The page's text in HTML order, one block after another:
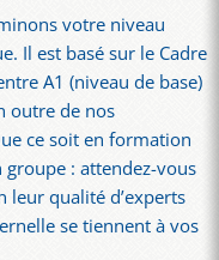
votre niveau
Il est basé sur le Cadre
A1 (niveau de base)
outre de nos
ce soit en formation
: attendez-vous
leur qualité d’experts
se tiennent à vos